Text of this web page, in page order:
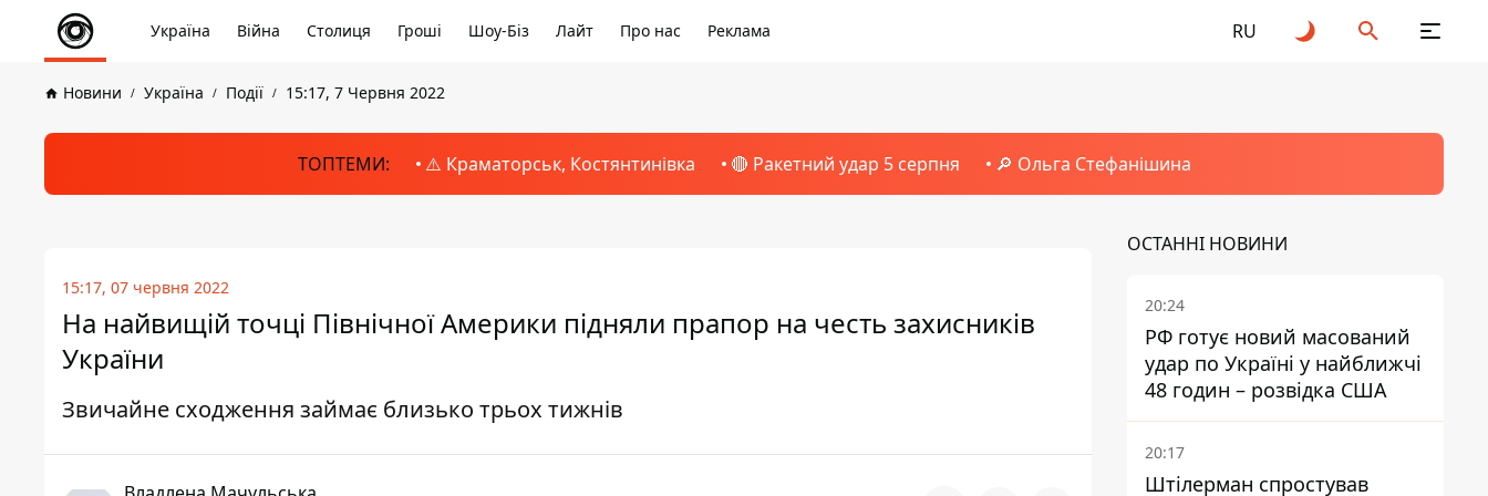
Україна Війна Столиця Гроші Шоу-Біз Лайт Про нас Реклама RU
Новини Україна Події 15:17, 7 Червня 2022
ТОПТЕМИ: ⚠️ Краматорськ, Костянтинівка 🔴 Ракетний удар 5 серпня 🔎 Ольга Стефанішина
15:17, 07 червня 2022
На найвищій точці Північної Америки підняли прапор на честь захисників
України
Звичайне сходження займає близько трьох тижнів
ОСТАННІ НОВИНИ
20:24
РФ готує новий масований
удар по Україні у найближчі
48 годин – розвідка США
20:17
Штілерман спростував